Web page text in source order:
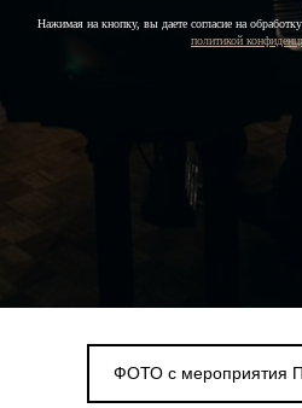
Нажимая на кнопку, вы даете согласие на
политикой
ФОТО с